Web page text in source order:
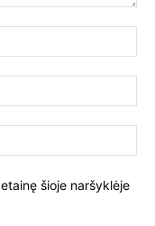
šioje naršyklėje